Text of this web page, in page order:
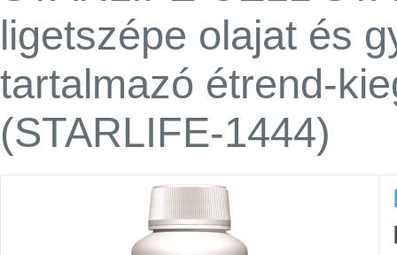
ligetszépe olajat és
tartalmazó étrend-
(STARLIFE-1444)